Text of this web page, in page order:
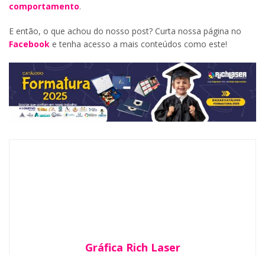
comportamento.
E então, o que achou do nosso post? Curta nossa página no
Facebook e tenha acesso a mais conteúdos como este!
Gráfica Rich Laser